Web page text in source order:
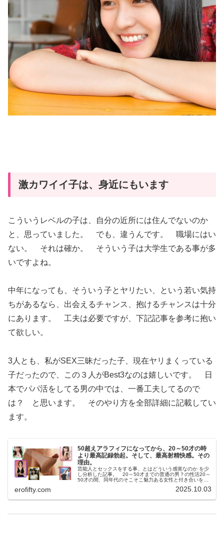
激カワイイ子は、身近にもいます
こういうレベルの子は、自分の近所には住んでないのか
と、思っていました。 でも、違うんです。 職場にはい
ない。 それは確か。 そういう子は大学生である事が多
いですよね。
中年になっても、そういう子とヤリたい、という若い気持
ちがあるなら、出会えるチャンス、抱けるチャンスは十分
にあります。 工夫は必要ですが、下記記事を参考に抱い
て欲しい。
3人とも、私がSEX三昧だった子、現在ヤリまくっている
子だったので、この３人がBest3なのは嬉しいです。 日
本でパパ活をしてる男の中では、一番工夫してるので
は？ と思います。 そのやり方を全部詳細に記載してい
ます。
50超えアラフィフになってから、20～50才の時
より最高記録勃起。そして、最高射精快感。その
理由。
芸能人とセックスをする事、とはどういう感覚なのか を少
し分析した記事。 20～50才までの普通の男？の性活20～
50才の間、同年代のそこそこ魅力ある女性と付き合いをし
erofifty.com 2025.10.03